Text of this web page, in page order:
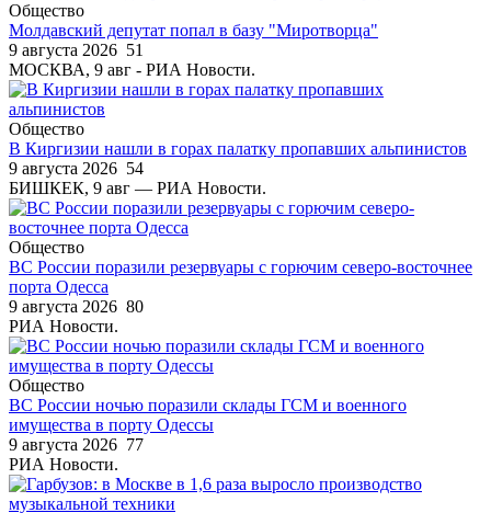
Общество
Молдавский депутат попал в базу "Миротворца"
9 августа 2026 51
МОСКВА, 9 авг - РИА Новости.
Общество
В Киргизии нашли в горах палатку пропавших альпинистов
9 августа 2026 54
БИШКЕК, 9 авг — РИА Новости.
Общество
ВС России поразили резервуары с горючим северо-восточнее
порта Одесса
9 августа 2026 80
РИА Новости.
Общество
ВС России ночью поразили склады ГСМ и военного
имущества в порту Одессы
9 августа 2026 77
РИА Новости.